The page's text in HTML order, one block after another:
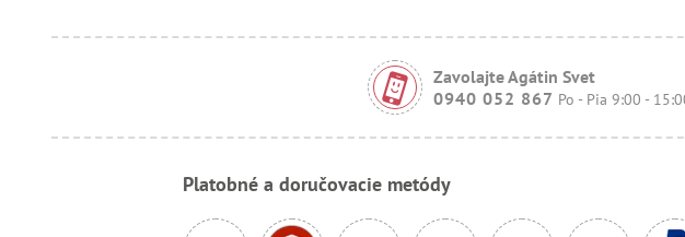
Zavolajte Agátin Svet
0940 052 867 Po - Pia 9:00 -
Platobné a doručovacie metódy